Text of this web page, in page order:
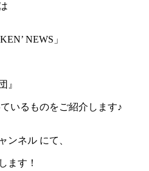
NEWS」
』
いるものをご紹介します♪
ンネル にて、
ます！